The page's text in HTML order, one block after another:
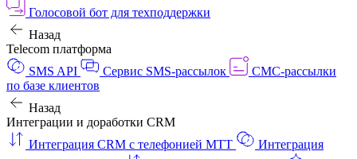
Голосовой бот для техподдержки
Назад
Telecom платформа
SMS API
Сервис SMS-рассылок
СМС-рассылки
по базе клиентов
Назад
Интеграции и доработки CRM
Интеграция CRM с телефонией МТТ
Интеграция